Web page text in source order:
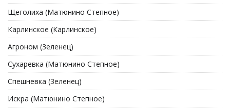
Щеголиха (Матюнино Степное)
Карлинское (Карлинское)
Агроном (3еленец)
Сухаревка (Матюнино Степное)
Спешневка (3еленец)
Искра (Матюнино Степное)